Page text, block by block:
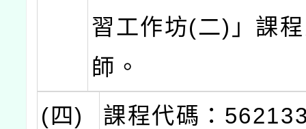
習工作坊(二)」課
師。
(四)
課程代碼：